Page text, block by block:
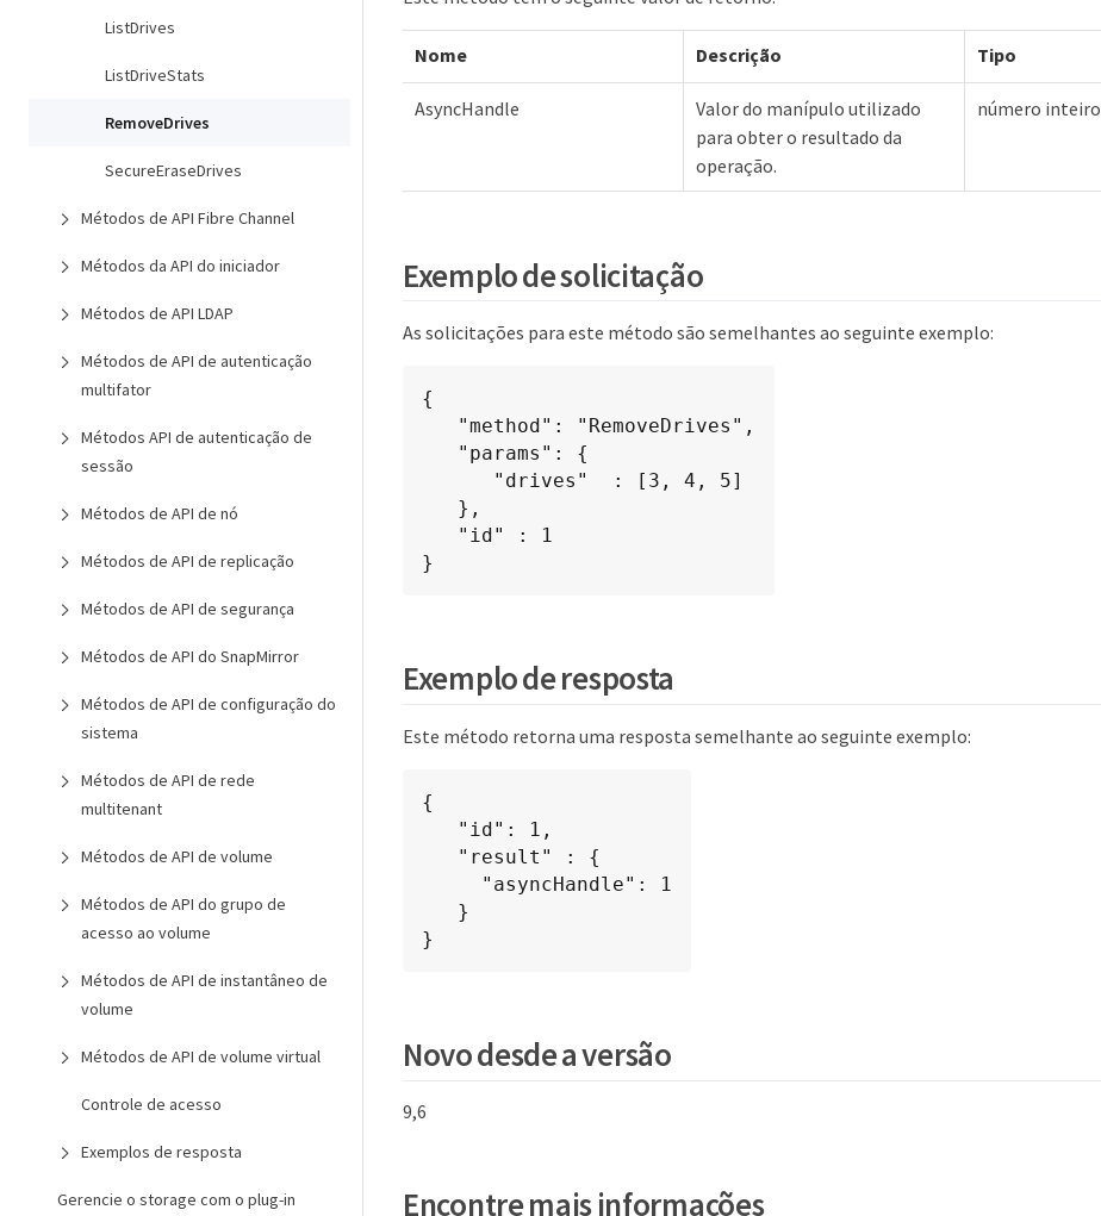
ListDrives
ListDriveStats
RemoveDrives
SecureEraseDrives
Métodos de API Fibre Channel
Métodos da API do iniciador
Métodos de API LDAP
Métodos de API de autenticação
multifator
Métodos API de autenticação de
sessão
Métodos de API de nó
Métodos de API de replicação
Métodos de API de segurança
Métodos de API do SnapMirror
Métodos de API de configuração do
sistema
Métodos de API de rede
multitenant
Métodos de API de volume
Métodos de API do grupo de
acesso ao volume
Métodos de API de instantâneo de
volume
Métodos de API de volume virtual
Controle de acesso
Exemplos de resposta
Gerencie o storage com o plug-in
Nome Descrição Tipo
AsyncHandle
Valor do manípulo utilizado
para obter o resultado da
operação.
número inteiro
Exemplo de solicitação
As solicitações para este método são semelhantes ao seguinte exemplo:
{
}
Exemplo de resposta
Este método retorna uma resposta semelhante ao seguinte exemplo:
{
}
Novo desde a versão
9,6
Encontre mais informações